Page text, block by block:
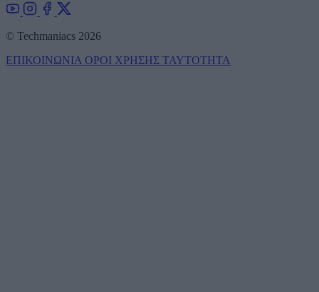
© Techmaniacs 2026
ΕΠΙΚΟΙΝΩΝΙΑ ΟΡΟΙ ΧΡΗΣΗΣ ΤΑΥΤΟΤΗΤΑ